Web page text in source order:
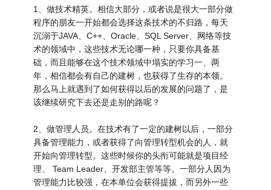
1、做技术精英。相信大部分，或者说是很大一部分做
程序的朋友一开始都会选择这条技术的不归路，每天
沉溺于JAVA、C++、Oracle、SQL Server、网络等技
术的领域中，这些技术无论哪一种，只要你具备基
础，而且能够在这个技术领域中塌实的学习一、两
年，相信都会有自己的建树，也获得了生存的本领。
那么马上就遇到了如何获得以后的发展的问题了，是
该继续研究下去还是走别的路呢？
2、做管理人员。在技术有了一定的建树以后，一部分
具备管理能力，或者获得了向管理转型机会的人，就
开始向管理转型。这些时候你的头衔可能就是项目经
理、 Team Leader、开发部主管等等。一部分人因为
管理能力比较强，在本单位会获得提拔，而另外一些